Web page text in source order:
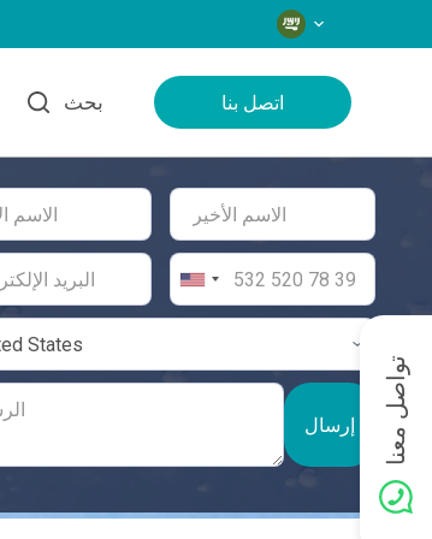
اللغات
بحث اتصل بنا
إرسال تواصل معنا